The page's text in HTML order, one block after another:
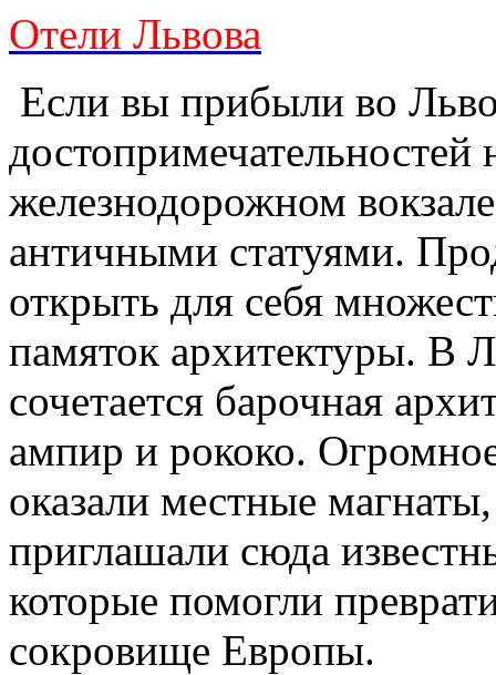
Отели Львова
Если вы прибыли во
достопримечательностей
железнодорожном
античными статуями.
открыть для себя
памяток архитектуры. В
сочетается барочная
ампир и рококо.
оказали местные
приглашали сюда
которые помогли
сокровище Европы.